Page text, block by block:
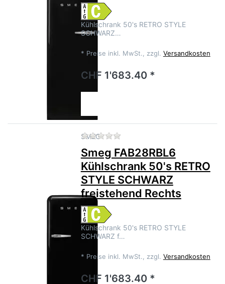
Kühlschrank 50's RETRO STYLE
SCHWARZ…
* Preise inkl. MwSt., zzgl. Versandkosten
CHF 1'683.40 *
SMEG Zu diesem Produkt liegen
Smeg FAB28RBL6
Kühlschrank 50's RETRO
STYLE SCHWARZ
freistehend Rechts
Kühlschrank 50's RETRO STYLE
SCHWARZ f…
* Preise inkl. MwSt., zzgl. Versandkosten
CHF 1'683.40 *